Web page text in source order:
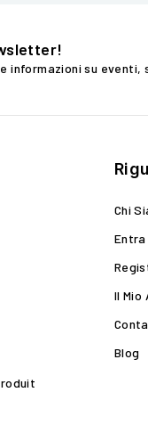
informazioni su eventi,
Chi
Entra
Il Mio
Blog